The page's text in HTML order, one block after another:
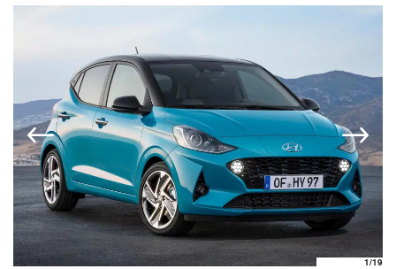
1/19